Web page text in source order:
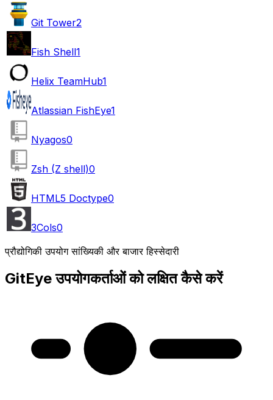
Git Tower2
Fish Shell1
Helix TeamHub1
Atlassian FishEye1
Nyagos0
Zsh (Z shell)0
HTML5 Doctype0
3Cols0
प्रौद्योगिकी उपयोग सांख्यिकी और बाजार हिस्सेदारी
GitEye उपयोगकर्ताओं को लक्षित कैसे करें